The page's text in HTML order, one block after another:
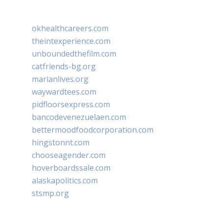
okhealthcareers.com
theintexperience.com
unboundedthefilm.com
catfriends-bg.org
marianlives.org
waywardtees.com
pidfloorsexpress.com
bancodevenezuelaen.com
bettermoodfoodcorporation.com
hingstonnt.com
chooseagender.com
hoverboardssale.com
alaskapolitics.com
stsmp.org